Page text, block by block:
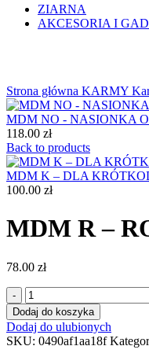
ZIARNA
AKCESORIA I
Strona główna KARMY
MDM NO - NASIONKA
118.00 zł
Back to products
MDM K – DLA
100.00 zł
MDM R –
78.00 zł
ilość
MDM
R
–
ROZPŁODOWA
Dodaj do koszyka
Dodaj do ulubionych
SKU: 0490af1aa18f